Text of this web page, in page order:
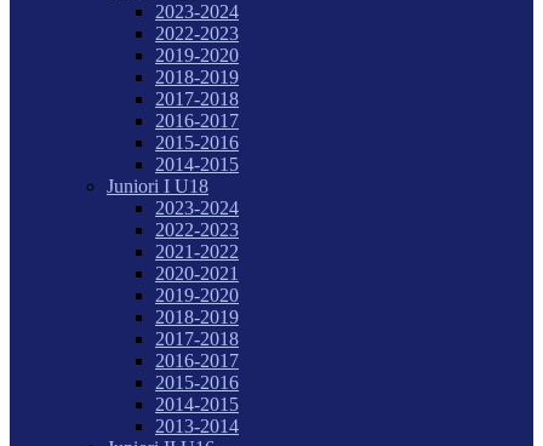
2023-2024
2022-2023
2019-2020
2018-2019
2017-2018
2016-2017
2015-2016
2014-2015
Juniori I U18
2023-2024
2022-2023
2021-2022
2020-2021
2019-2020
2018-2019
2017-2018
2016-2017
2015-2016
2014-2015
2013-2014